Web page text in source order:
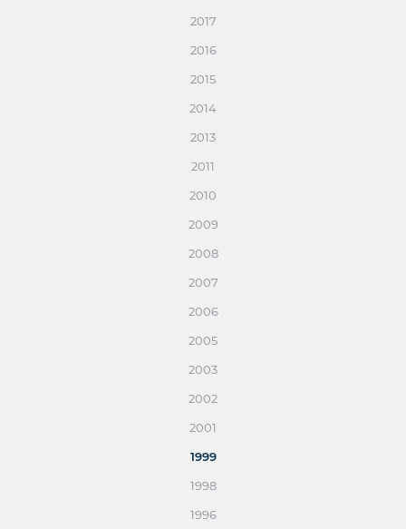
2017
2016
2015
2014
2013
2011
2010
2009
2008
2007
2006
2005
2003
2002
2001
1999
1998
1996